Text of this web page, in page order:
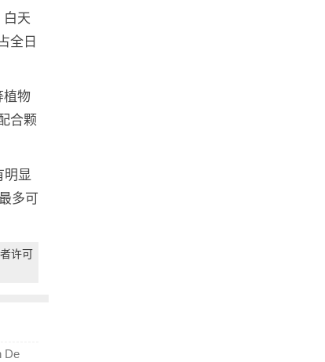
白天
全日
植物
合颗
明显
多可
许可
De